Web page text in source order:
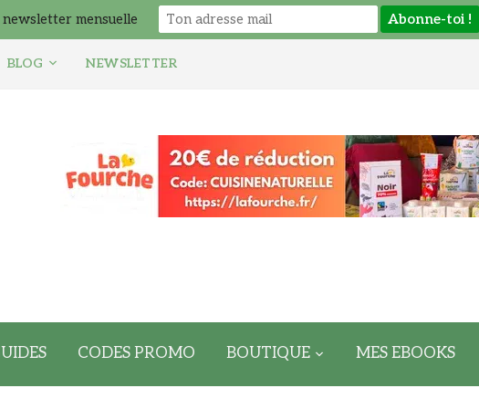
BLOG NEWSLETTER
CODES PROMO BOUTIQUE MES EBOOKS
newsletter mensuelle